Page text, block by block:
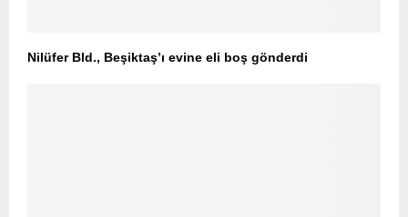
Nilüfer Bld., Beşiktaş’ı evine eli boş gönderdi